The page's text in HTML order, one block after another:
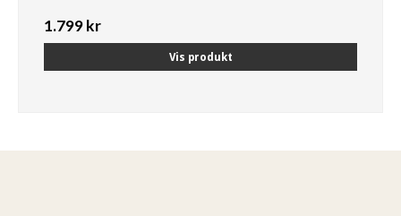
1.799 kr
Vis produkt